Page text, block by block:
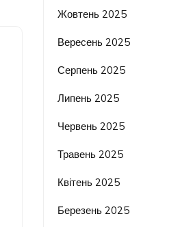
Жовтень 2025
Вересень 2025
Серпень 2025
Липень 2025
Червень 2025
Травень 2025
Квітень 2025
Березень 2025